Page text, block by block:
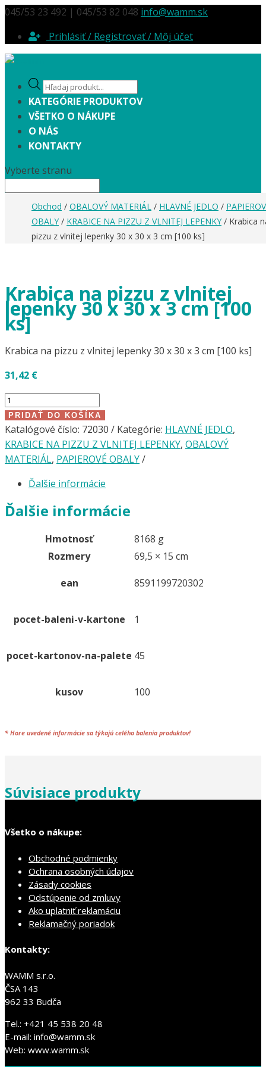
045/53 23 492 | 045/53 82 048 info@wamm.sk
Prihlásiť / Registrovať / Môj účet
Products
search
KATEGÓRIE PRODUKTOV
VŠETKO O NÁKUPE
O NÁS
KONTAKTY
Vyberte stranu
Obchod / OBALOVÝ MATERIÁL / HLAVNÉ JEDLO /
OBALY/ KRABICE NA PIZZU Z VLNITEJ LEPENKY/ Krabica
pizzu z vlnitej lepenky 30 x 30 x 3 cm [100 ks]
Krabica na pizzu z vlnitej
lepenky 30 x 30 x 3 cm [100
ks]
Krabica na pizzu z vlnitej lepenky 30 x 30 x 3 cm [100 ks]
31,42 €
množstvo
Krabica
na
pizzu
z
lepenky
30
x
PRIDAŤ DO KOŠÍKA
Katalógové číslo: 72030 Kategórie: HLAVNÉ JEDLO,
KRABICE NA PIZZU Z VLNITEJ LEPENKY, OBALOVÝ
MATERIÁL, PAPIEROVÉ OBALY
Ďalšie informácie
Ďalšie informácie
Hmotnosť
8168 g
Rozmery
69,5 × 15 cm
ean 8591199720302
pocet-baleni-v-kartone 1
pocet-kartonov-na-palete 45
kusov 100
* Hore uvedené informácie sa týkajú celého balenia produktov!
Súvisiace produkty
Všetko o nákupe:
Obchodné podmienky
Ochrana osobných údajov
Zásady cookies
Odstúpenie od zmluvy
Ako uplatniť reklamáciu
Reklamačný poriadok
Kontakty:
WAMM s.r.o.
ČSA 143
962 33 Budča
Tel.: +421 45 538 20 48
E-mail: info@wamm.sk
Web: www.wamm.sk